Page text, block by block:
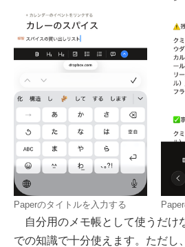
Paperのタイトルを入力する
自分用のメモ帳として使うだけ
での知識で十分使えます。ただし